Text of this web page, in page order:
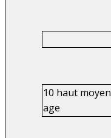
10 haut moyen
age